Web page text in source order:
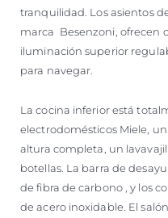
tranquilidad. Los asientos
marca Besenzoni, ofrecen
iluminación superior
para navegar.
La cocina inferior está
electrodomésticos Miele,
altura completa, un
botellas. La barra de
de fibra de carbono , y los
de acero inoxidable. El